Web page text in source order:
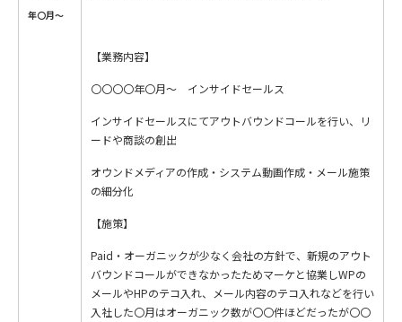
年〇月〜
【業務内容】
〇〇〇〇年〇月〜 インサイドセールス
インサイドセールスにてアウトバウンドコールを行い、リ
ードや商談の創出
オウンドメディアの作成・システム動画作成・メール施策
の細分化
【施策】
Paid・オーガニックが少なく会社の方針で、新規のアウト
バウンドコールができなかったためマーケと協業しWPの
メールやHPのテコ入れ、メール内容のテコ入れなどを行い
入社した〇月はオーガニック数が〇〇件ほどだったが〇〇